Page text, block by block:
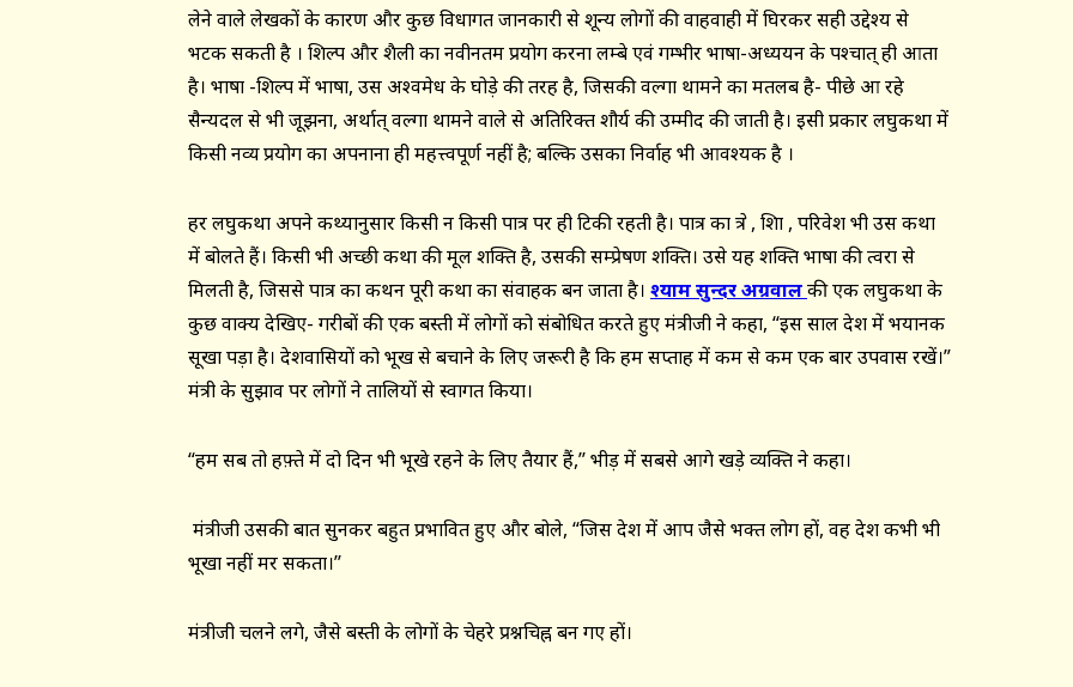
लेने वाले लेखकों के कारण और कुछ विधागत जानकारी से शून्य लोगों की वाहवाही में घिरकर सही उद्देश्य से
भटक सकती है । शिल्प और शैली का नवीनतम प्रयोग करना लम्बे एवं गम्भीर भाषा-अध्ययन के पश्चात् ही आता
है। भाषा -शिल्प में भाषा, उस अश्वमेध के घोड़े की तरह है, जिसकी वल्गा थामने का मतलब है- पीछे आ रहे
सैन्यदल से भी जूझना, अर्थात् वल्गा थामने वाले से अतिरिक्त शौर्य की उम्मीद की जाती है। इसी प्रकार लघुकथा में
किसी नव्य प्रयोग का अपनाना ही महत्त्वपूर्ण नहीं है; बल्कि उसका निर्वाह भी आवश्यक है ।
हर लघुकथा अपने कथ्यानुसार किसी न किसी पात्र पर ही टिकी रहती है। पात्र का क्षेत्र , शिक्षा , परिवेश भी उस कथा
में बोलते हैं। किसी भी अच्छी कथा की मूल शक्ति है, उसकी सम्प्रेषण शक्ति। उसे यह शक्ति भाषा की त्वरा से
मिलती है, जिससे पात्र का कथन पूरी कथा का संवाहक बन जाता है। श्याम सुन्दर अग्रवालकी एक लघुकथा के
कुछ वाक्य देखिए- गरीबों की एक बस्ती में लोगों को संबोधित करते हुए मंत्रीजी ने कहा, “इस साल देश में भयानक
सूखा पड़ा है। देशवासियों को भूख से बचाने के लिए जरूरी है कि हम सप्ताह में कम से कम एक बार उपवास रखें।”
मंत्री के सुझाव पर लोगों ने तालियों से स्वागत किया।
“हम सब तो हफ़्ते में दो दिन भी भूखे रहने के लिए तैयार हैं,’’ भीड़ में सबसे आगे खड़े व्यक्ति ने कहा।
मंत्रीजी उसकी बात सुनकर बहुत प्रभावित हुए और बोले, “जिस देश में आप जैसे भक्त लोग हों, वह देश कभी भी
भूखा नहीं मर सकता।’’
मंत्रीजी चलने लगे, जैसे बस्ती के लोगों के चेहरे प्रश्नचिह्न बन गए हों।